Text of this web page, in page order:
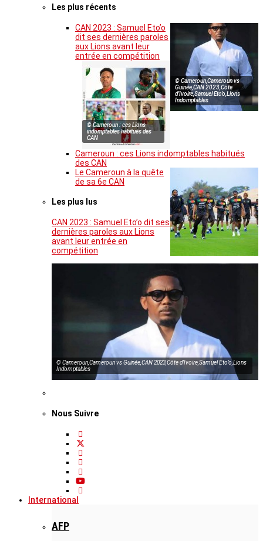
Les plus récents
© Cameroun,Cameroun vs
Guinée,CAN 2023,Côte
d’Ivoire,Samuel Eto’o,Lions
Indomptables
CAN 2023 : Samuel Eto’o
dit ses dernières paroles
aux Lions avant leur
entrée en compétition
© Cameroun : ces Lions
indomptables habitués des
CAN
Cameroun : ces Lions indomptables habitués
des CAN
Le Cameroun à la quête
de sa 6e CAN
Les plus lus
CAN 2023 : Samuel Eto’o dit ses
dernières paroles aux Lions
avant leur entrée en
compétition
© Cameroun,Cameroun vs Guinée,CAN 2023,Côte d’Ivoire,Samuel Eto’o,Lions
Indomptables
Nous Suivre
International
AFP